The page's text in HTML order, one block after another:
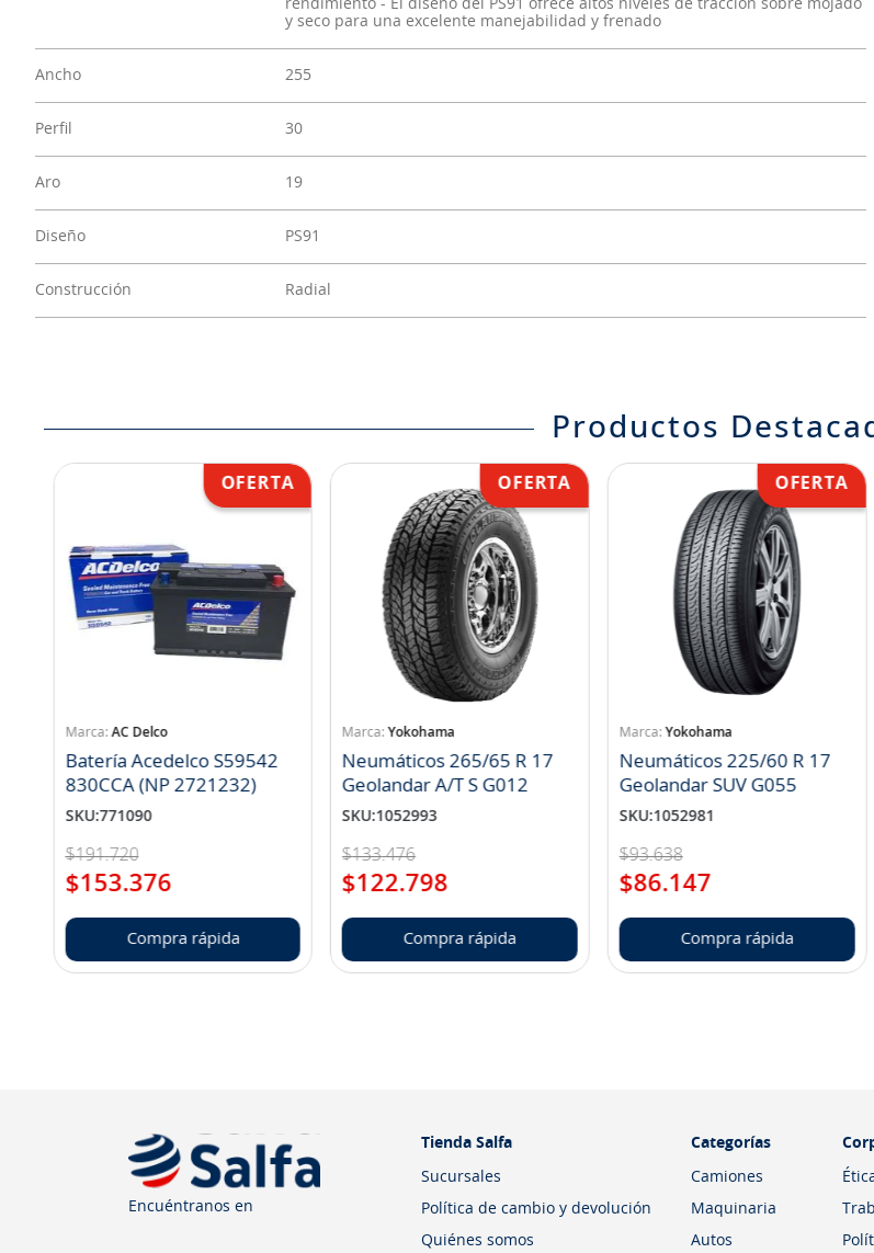
rendimiento - El diseño del PS91 ofrece altos niveles de tracción sobre mojado
y seco para una excelente manejabilidad y frenado
Ancho 255
Perfil 30
Aro 19
Diseño PS91
Construcción Radial
Productos
AC Delco
Batería Acedelco S59542
830CCA (NP 2721232)
SKU:771090
$191.720
$153.376
Compra rápida
Yokohama
Neumáticos 265/65 R 17
Geolandar A/T S G012
SKU:1052993
$133.476
$122.798
Compra rápida
Yokohama
Neumáticos 225/60 R 17
Geolandar SUV G055
SKU:1052981
$93.638
$86.147
Compra rápida
Encuéntranos en
Tienda Salfa
Sucursales
Política de cambio y devolución
Quiénes somos
Categorías
Camiones
Maquinaria
Autos